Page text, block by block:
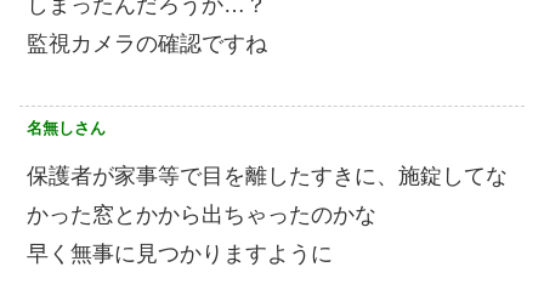
監視カメラの確認ですね
名無しさん
保護者が家事等で目を離したすきに、施錠してな
かった窓とかから出ちゃったのかな
早く無事に見つかりますように